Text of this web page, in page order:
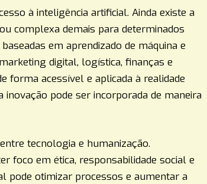
à inteligência artificial. Ainda existe a
complexa demais para determinados
em aprendizado de máquina e
digital, logística, finanças e
forma acessível e aplicada à realidade
pode ser incorporada de maneira
tecnologia e humanização.
foco em ética, responsabilidade social e
pode otimizar processos e aumentar a